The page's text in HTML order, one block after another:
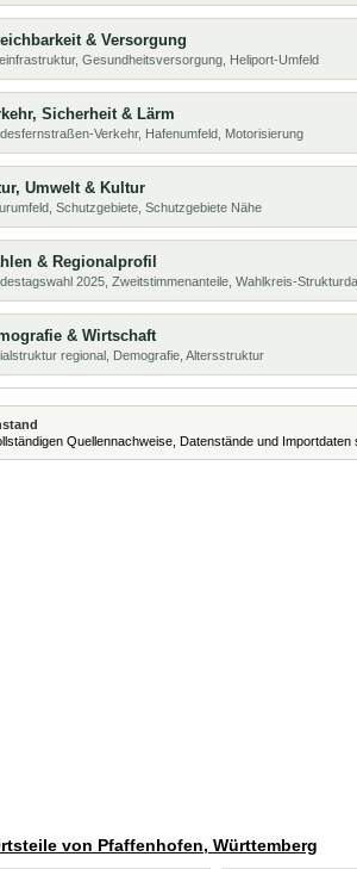
& Versorgung
Gesundheitsversorgung, Heliport-Umfeld
Sicherheit & Lärm
Verkehr, Hafenumfeld, Motorisierung
Umwelt & Kultur
Schutzgebiete, Schutzgebiete Nähe
& Regionalprofil
2025, Zweitstimmenanteile, Wahlkreis-
& Wirtschaft
regional, Demografie, Altersstruktur
Quellennachweise, Datenstände und Importdaten
von Pfaffenhofen, Württemberg